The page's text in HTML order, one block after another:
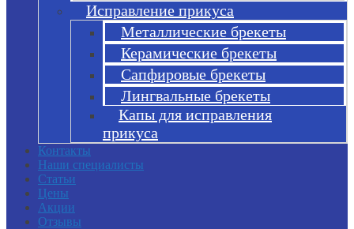
Исправление прикуса
Металлические брекеты
Керамические брекеты
Сапфировые брекеты
Лингвальные брекеты
Капы для исправления
прикуса
Контакты
Наши специалисты
Статьи
Цены
Акции
Отзывы